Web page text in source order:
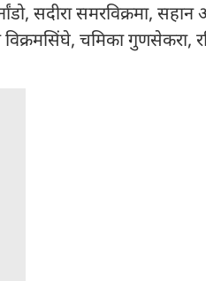
सदीरा समरविक्रमा, सहान
चमिका गुणसेकरा,